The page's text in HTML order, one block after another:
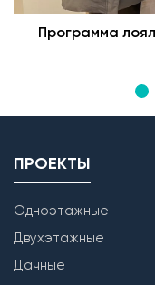
Программа
ПРОЕКТЫ
Одноэтажные
Двухэтажные
Дачные